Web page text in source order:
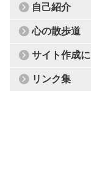
自己紹介
心の散歩道
サイト作成
リンク集